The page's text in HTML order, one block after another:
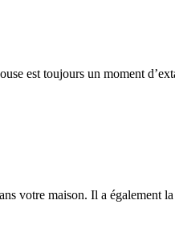
est toujours un moment
votre maison. Il a également